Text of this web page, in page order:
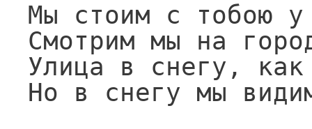
Мы стоим с тобою
Смотрим мы на
Улица в снегу,
Но в снегу мы